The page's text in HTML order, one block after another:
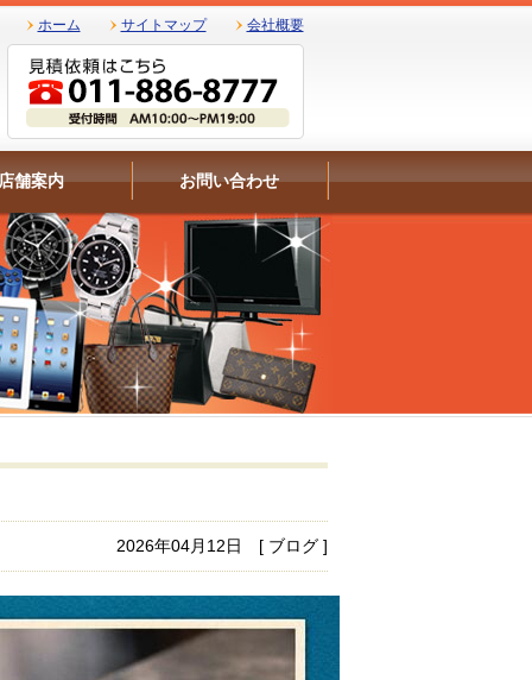
ホーム サイトマップ 会社概要
舗案内 お問い合わせ
2026年04月12日 [ ブログ ]